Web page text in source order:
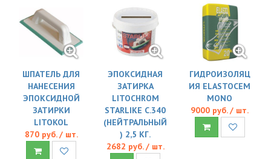
ШПАТЕЛЬ ДЛЯ
НАНЕСЕНИЯ
ЭПОКСИДНОЙ
ЗАТИРКИ
LITOKOL
870 руб. / шт.
ЭПОКСИДНАЯ
ЗАТИРКА
LITOCHROM
STARLIKE C.340
(НЕЙТРАЛЬНЫЙ
) 2,5 КГ.
2682 руб. / шт.
ГИДРОИЗОЛЯЦ
ИЯ ELASTOCEM
MONO
9000 руб. / шт.